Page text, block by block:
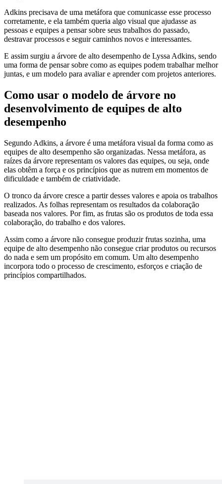
Adkins precisava de uma metáfora que comunicasse esse processo
corretamente, e ela também queria algo visual que ajudasse as
pessoas e equipes a pensar sobre seus trabalhos do passado,
destravar processos e seguir caminhos novos e interessantes.
E assim surgiu a árvore de alto desempenho de Lyssa Adkins, sendo
uma forma de pensar sobre como as equipes podem trabalhar melhor
juntas, e um modelo para avaliar e aprender com projetos anteriores.
Como usar o modelo de árvore no
desenvolvimento de equipes de alto
desempenho
Segundo Adkins, a árvore é uma metáfora visual da forma como as
equipes de alto desempenho são organizadas. Nessa metáfora, as
raízes da árvore representam os valores das equipes, ou seja, onde
elas obtêm a força e os princípios que as nutrem em momentos de
dificuldade e também de criatividade.
O tronco da árvore cresce a partir desses valores e apoia os trabalhos
realizados. As folhas representam os resultados da colaboração
baseada nos valores. Por fim, as frutas são os produtos de toda essa
colaboração, do trabalho e dos valores.
Assim como a árvore não consegue produzir frutas sozinha, uma
equipe de alto desempenho não consegue criar produtos ou recursos
do nada e sem um propósito em comum. Um alto desempenho
incorpora todo o processo de crescimento, esforços e criação de
princípios compartilhados.